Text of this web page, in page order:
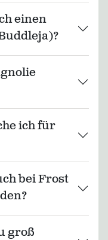
einen
ich für
bei Frost
groß